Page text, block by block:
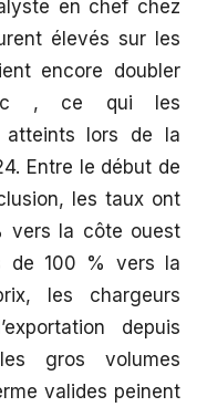
en chef chez
élevés sur les
encore doubler
pic , ce qui les
atteints lors de la
Entre le début de
les taux ont
vers la côte ouest
de 100 % vers la
les chargeurs
depuis
gros volumes
valides peinent